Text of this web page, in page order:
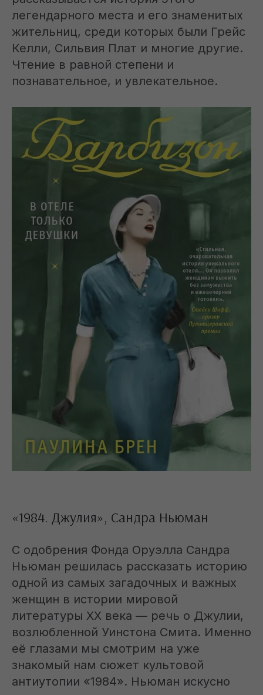
легендарного места и его знаменитых
жительниц, среди которых были Грейс
Келли, Сильвия Плат и многие другие.
Чтение в равной степени и
познавательное, и увлекательное.
«1984. Джулия», Сандра Ньюман
С одобрения Фонда Оруэлла Сандра
Ньюман решилась рассказать историю
одной из самых загадочных и важных
женщин в истории мировой
литературы XX века — речь о Джулии,
возлюбленной Уинстона Смита. Именно
её глазами мы смотрим на уже
знакомый нам сюжет культовой
антиутопии «1984». Ньюман искусно